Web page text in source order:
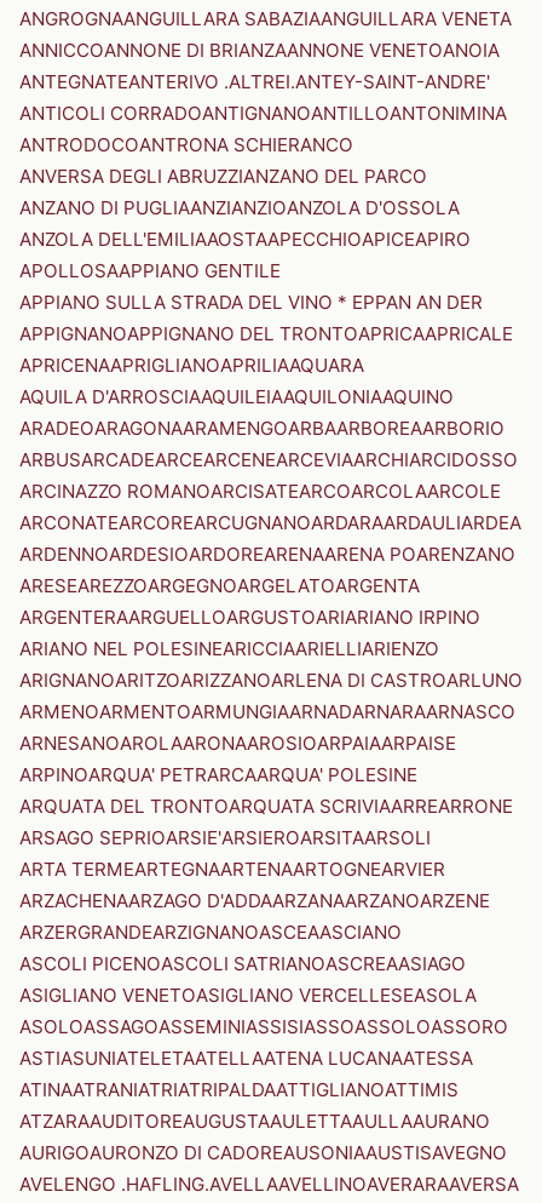
ANGROGNAANGUILLARA SABAZIAANGUILLARA VENETA
ANNICCOANNONE DI BRIANZAANNONE VENETOANOIA
ANTEGNATEANTERIVO .ALTREI.ANTEY-SAINT-ANDRE'
ANTICOLI CORRADOANTIGNANOANTILLOANTONIMINA
ANTRODOCOANTRONA SCHIERANCO
ANVERSA DEGLI ABRUZZIANZANO DEL PARCO
ANZANO DI PUGLIAANZIANZIOANZOLA D'OSSOLA
ANZOLA DELL'EMILIAAOSTAAPECCHIOAPICEAPIRO
APOLLOSAAPPIANO GENTILE
APPIANO SULLA STRADA DEL VINO * EPPAN AN DER
APPIGNANOAPPIGNANO DEL TRONTOAPRICAAPRICALE
APRICENAAPRIGLIANOAPRILIAAQUARA
AQUILA D'ARROSCIAAQUILEIAAQUILONIAAQUINO
ARADEOARAGONAARAMENGOARBAARBOREAARBORIO
ARBUSARCADEARCEARCENEARCEVIAARCHIARCIDOSSO
ARCINAZZO ROMANOARCISATEARCOARCOLAARCOLE
ARCONATEARCOREARCUGNANOARDARAARDAULIARDEA
ARDENNOARDESIOARDOREARENAARENA POARENZANO
ARESEAREZZOARGEGNOARGELATOARGENTA
ARGENTERAARGUELLOARGUSTOARIARIANO IRPINO
ARIANO NEL POLESINEARICCIAARIELLIARIENZO
ARIGNANOARITZOARIZZANOARLENA DI CASTROARLUNO
ARMENOARMENTOARMUNGIAARNADARNARAARNASCO
ARNESANOAROLAARONAAROSIOARPAIAARPAISE
ARPINOARQUA' PETRARCAARQUA' POLESINE
ARQUATA DEL TRONTOARQUATA SCRIVIAARREARRONE
ARSAGO SEPRIOARSIE'ARSIEROARSITAARSOLI
ARTA TERMEARTEGNAARTENAARTOGNEARVIER
ARZACHENAARZAGO D'ADDAARZANAARZANOARZENE
ARZERGRANDEARZIGNANOASCEAASCIANO
ASCOLI PICENOASCOLI SATRIANOASCREAASIAGO
ASIGLIANO VENETOASIGLIANO VERCELLESEASOLA
ASOLOASSAGOASSEMINIASSISIASSOASSOLOASSORO
ASTIASUNIATELETAATELLAATENA LUCANAATESSA
ATINAATRANIATRIATRIPALDAATTIGLIANOATTIMIS
ATZARAAUDITOREAUGUSTAAULETTAAULLAAURANO
AURIGOAURONZO DI CADOREAUSONIAAUSTISAVEGNO
AVELENGO .HAFLING.AVELLAAVELLINOAVERARAAVERSA